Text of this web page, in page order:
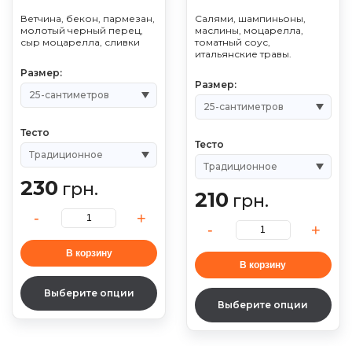
Ветчина, бекон, пармезан,
молотый черный перец,
сыр моцарелла, сливки
Размер:
Тесто
230 грн.
В корзину
Выберите опции
Салями, шампиньоны,
маслины, моцарелла,
томатный соус,
итальянские травы.
Размер:
Тесто
210 грн.
В корзину
Выберите опции